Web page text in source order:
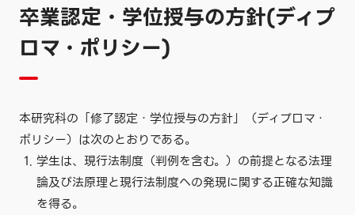
卒業認定・学位授与の方針(ディプ
ロマ・ポリシー)
本研究科の「修了認定・学位授与の方針」（ディプロマ・
ポリシー）は次のとおりである。
学生は、現行法制度（判例を含む。）の前提となる法理
論及び法原理と現行法制度への発現に関する正確な知識
を得る。